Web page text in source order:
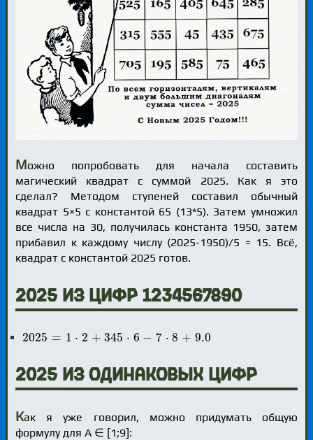
Можно попробовать для начала составить
магический квадрат с суммой 2025. Как я это
сделал? Методом ступеней составил обычный
квадрат 5×5 с константой 65 (13*5). Затем умножил
все числа на 30, получилась константа 1950, затем
прибавил к каждому числу (2025-1950)/5 = 15. Всё,
квадрат с константой 2025 готов.
2025 из цифр 1234567890
2025 = 1 ⋅ 2 + 345 ⋅ 6 − 7 ⋅ 8 + 9.0
2025 ⋅2 345 ⋅6-7 8+ 9.0
2025 из одинаковых цифр
Как я уже говорил, можно придумать общую
формулу для А ∈ [1;9]: